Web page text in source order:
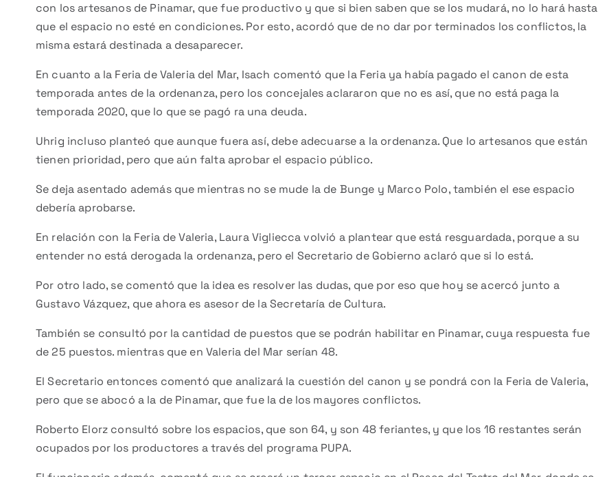
con los artesanos de Pinamar, que fue productivo y que si bien saben que se los mudará, no lo hará hasta
que el espacio no esté en condiciones. Por esto, acordó que de no dar por terminados los conflictos, la
misma estará destinada a desaparecer.
En cuanto a la Feria de Valeria del Mar, Isach comentó que la Feria ya había pagado el canon de esta
temporada antes de la ordenanza, pero los concejales aclararon que no es así, que no está paga la
temporada 2020, que lo que se pagó ra una deuda.
Uhrig incluso planteó que aunque fuera así, debe adecuarse a la ordenanza. Que lo artesanos que están
tienen prioridad, pero que aún falta aprobar el espacio público.
Se deja asentado además que mientras no se mude la de Bunge y Marco Polo, también el ese espacio
debería aprobarse.
En relación con la Feria de Valeria, Laura Vigliecca volvió a plantear que está resguardada, porque a su
entender no está derogada la ordenanza, pero el Secretario de Gobierno aclaró que si lo está.
Por otro lado, se comentó que la idea es resolver las dudas, que por eso que hoy se acercó junto a
Gustavo Vázquez, que ahora es asesor de la Secretaría de Cultura.
También se consultó por la cantidad de puestos que se podrán habilitar en Pinamar, cuya respuesta fue
de 25 puestos. mientras que en Valeria del Mar serían 48.
El Secretario entonces comentó que analizará la cuestión del canon y se pondrá con la Feria de Valeria,
pero que se abocó a la de Pinamar, que fue la de los mayores conflictos.
Roberto Elorz consultó sobre los espacios, que son 64, y son 48 feriantes, y que los 16 restantes serán
ocupados por los productores a través del programa PUPA.